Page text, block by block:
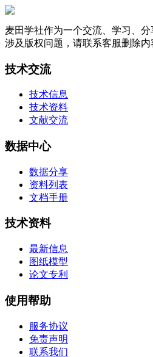
麦田学社作为一个交流、学习、
涉及版权问题，请联系客服删除内
技术交流
技术信息
技术资料
文献交流
数据中心
数据分享
资料列表
文档手册
技术资料
最新信息
图纸模型
论文专利
使用帮助
服务协议
免责声明
联系我们